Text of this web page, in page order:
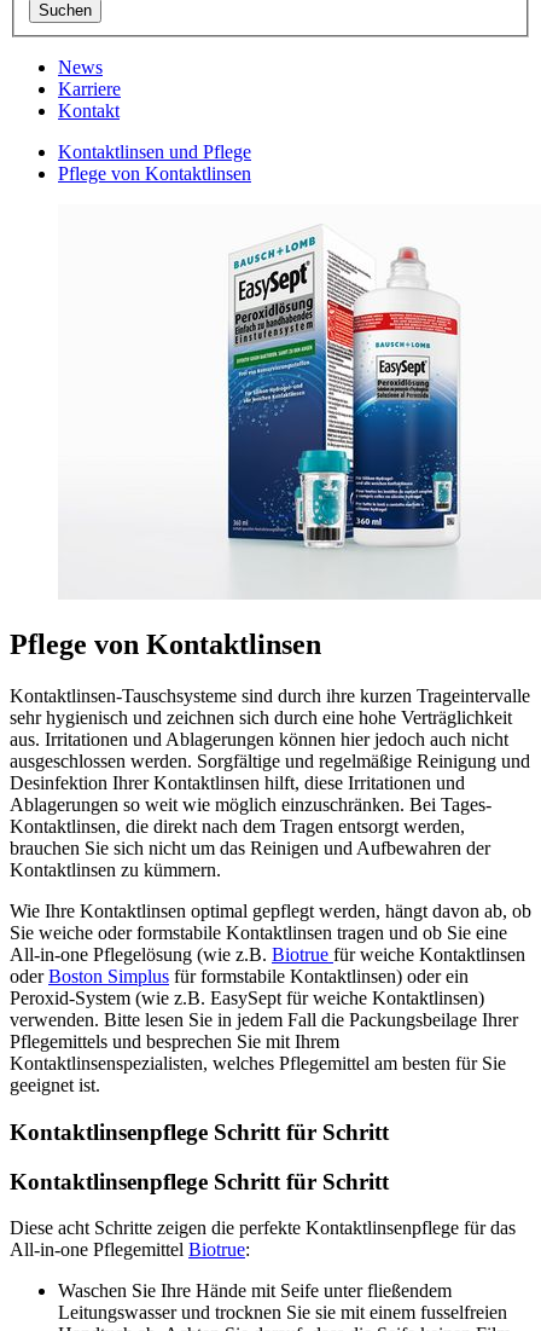
News
Karriere
Kontakt
Kontaktlinsen und Pflege
Pflege von Kontaktlinsen
Pflege von Kontaktlinsen
Kontaktlinsen-Tauschsysteme sind durch ihre kurzen Trageintervalle
sehr hygienisch und zeichnen sich durch eine hohe Verträglichkeit
aus. Irritationen und Ablagerungen können hier jedoch auch nicht
ausgeschlossen werden. Sorgfältige und regelmäßige Reinigung und
Desinfektion Ihrer Kontaktlinsen hilft, diese Irritationen und
Ablagerungen so weit wie möglich einzuschränken. Bei Tages-
Kontaktlinsen, die direkt nach dem Tragen entsorgt werden,
brauchen Sie sich nicht um das Reinigen und Aufbewahren der
Kontaktlinsen zu kümmern.
Wie Ihre Kontaktlinsen optimal gepflegt werden, hängt davon ab, ob
Sie weiche oder formstabile Kontaktlinsen tragen und ob Sie eine
All-in-one Pflegelösung (wie z.B. Biotrue für weiche Kontaktlinsen
oderBoston Simplus für formstabile Kontaktlinsen) oder ein
Peroxid-System (wie z.B. EasySept für weiche Kontaktlinsen)
verwenden. Bitte lesen Sie in jedem Fall die Packungsbeilage Ihrer
Pflegemittels und besprechen Sie mit Ihrem
Kontaktlinsenspezialisten, welches Pflegemittel am besten für Sie
geeignet ist.
Kontaktlinsenpflege Schritt für Schritt
Kontaktlinsenpflege Schritt für Schritt
Diese acht Schritte zeigen die perfekte Kontaktlinsenpflege für das
All-in-one Pflegemittel Biotrue:
Waschen Sie Ihre Hände mit Seife unter fließendem
Leitungswasser und trocknen Sie sie mit einem fusselfreien